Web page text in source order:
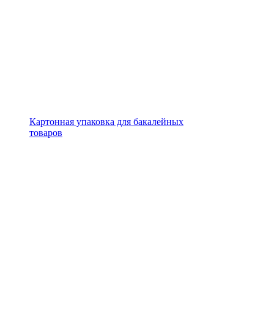
Картонная упаковка для бакалейных
товаров